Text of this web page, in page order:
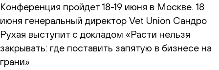
Конференция пройдет 18-19 июня в Москве. 18
июня генеральный директор Vet Union Сандро
Рухая выступит с докладом «Расти нельзя
закрывать: где поставить запятую в бизнесе на
грани»